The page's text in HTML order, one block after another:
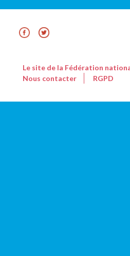
Le site de la Fédération
Nous contacter
RGPD